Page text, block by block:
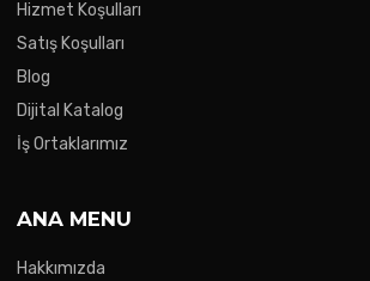
Hizmet Koşulları
Satış Koşulları
Blog
Dijital Katalog
İş Ortaklarımız
ANA MENU
Hakkımızda